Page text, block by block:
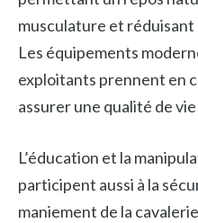
musculature et réduisant
Les équipements
exploitants prennent en
assurer une qualité de
L’éducation et la
participent aussi à la
maniement de la